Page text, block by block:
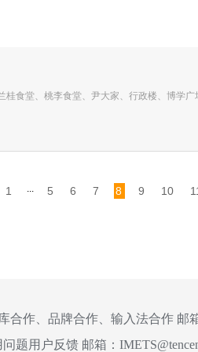
食堂、桃李食堂、尹大家、行政楼、博学
1 ... 5 6 7 8 9 10
合作、品牌合作、输入法合作 邮
题用户反馈 邮箱：